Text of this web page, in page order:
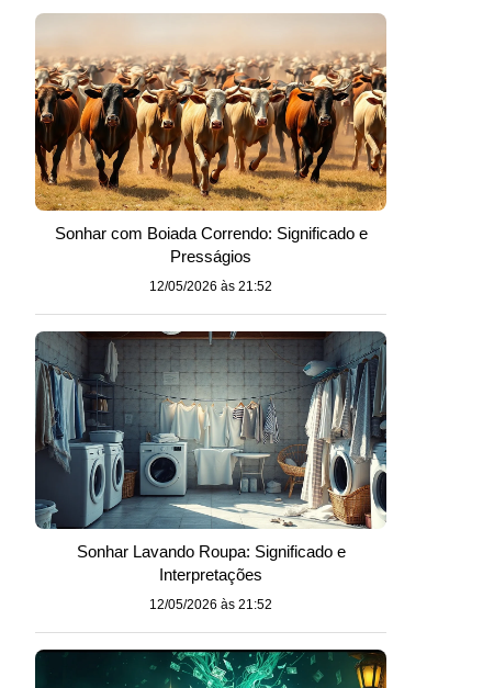
Sonhar com Boiada Correndo: Significado e
Presságios
12/05/2026 às 21:52
Sonhar Lavando Roupa: Significado e
Interpretações
12/05/2026 às 21:52